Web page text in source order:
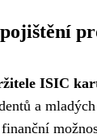
ISIC
a